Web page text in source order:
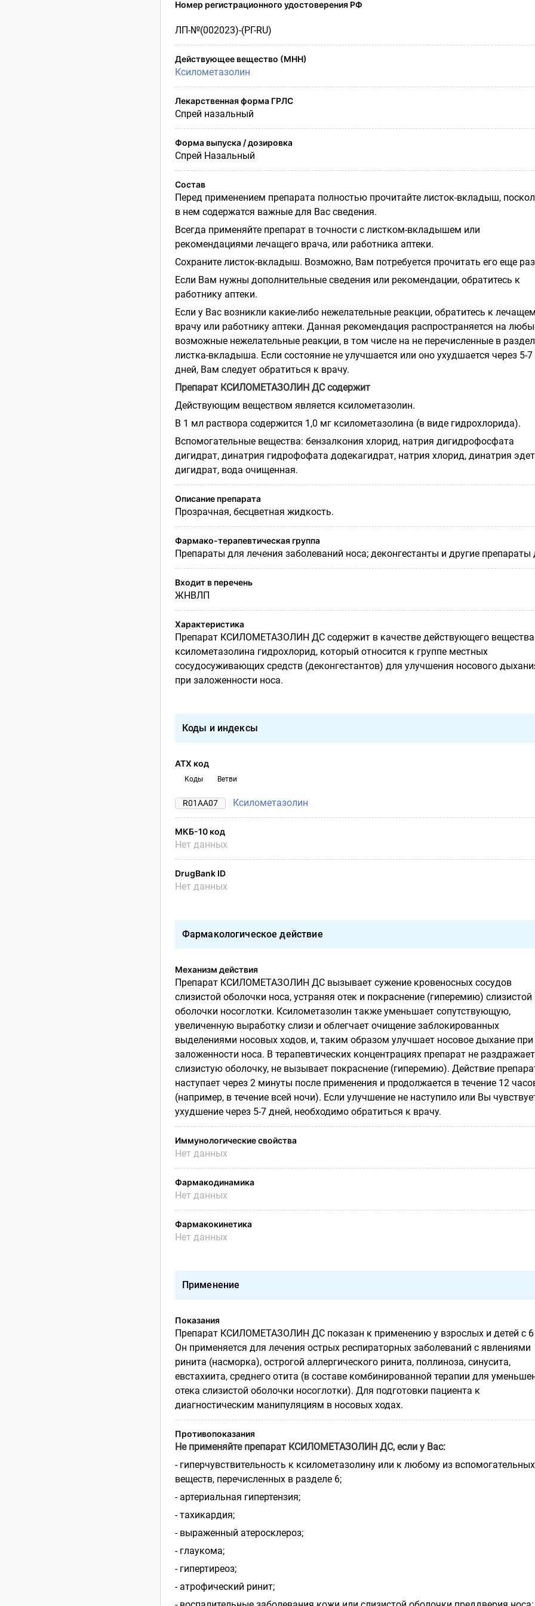
Номер регистрационного удостоверения РФ
ЛП-№(002023)-(РГ-RU)
Действующее вещество (МНН)
Ксилометазолин
Лекарственная форма ГРЛС
Спрей назальный
Форма выпуска / дозировка
Спрей Назальный
Состав
Перед применением препарата полностью прочитайте листок-вкладыш,
в нем содержатся важные для Вас сведения.
Всегда применяйте препарат в точности с листком-вкладышем или
рекомендациями лечащего врача, или работника аптеки.
Сохраните листок-вкладыш. Возможно, Вам потребуется прочитать его еще
Если Вам нужны дополнительные сведения или рекомендации, обратитесь к
работнику аптеки.
Если у Вас возникли какие-либо нежелательные реакции, обратитесь к
врачу или работнику аптеки. Данная рекомендация распространяется на
возможные нежелательные реакции, в том числе на не перечисленные в
листка-вкладыша. Если состояние не улучшается или оно ухудшается через 5-7
дней, Вам следует обратиться к врачу.
Препарат КСИЛОМЕТАЗОЛИН ДС содержит
Действующим веществом является ксилометазолин.
В 1 мл раствора содержится 1,0 мг ксилометазолина (в виде гидрохлорида).
Вспомогательные вещества: бензалкония хлорид, натрия дигидрофосфата
дигидрат, динатрия гидрофофата додекагидрат, натрия хлорид, динатрия
дигидрат, вода очищенная.
Описание препарата
Прозрачная, бесцветная жидкость.
Фармако-терапевтическая группа
Препараты для лечения заболеваний носа; деконгестанты и другие
Входит в перечень
ЖНВЛП
Характеристика
Препарат КСИЛОМЕТАЗОЛИН ДС содержит в качестве действующего вещества
ксилометазолина гидрохлорид, который относится к группе местных
сосудосуживающих средств (деконгестантов) для улучшения носового
при заложенности носа.
Коды и индексы
АТХ код
Коды Ветви
R01AA07 Ксилометазолин
МКБ-10 код
Нет данных
DrugBank ID
Нет данных
Фармакологическое действие
Механизм действия
Препарат КСИЛОМЕТАЗОЛИН ДС вызывает сужение кровеносных сосудов
слизистой оболочки носа, устраняя отек и покраснение (гиперемию) слизистой
оболочки носоглотки. Ксилометазолин также уменьшает сопутствующую,
увеличенную выработку слизи и облегчает очищение заблокированных
выделениями носовых ходов, и, таким образом улучшает носовое дыхание при
заложенности носа. В терапевтических концентрациях препарат не раздражает
слизистую оболочку, не вызывает покраснение (гиперемию). Действие
наступает через 2 минуты после применения и продолжается в течение 12
(например, в течение всей ночи). Если улучшение не наступило или Вы
ухудшение через 5-7 дней, необходимо обратиться к врачу.
Иммунологические свойства
Нет данных
Фармакодинамика
Нет данных
Фармакокинетика
Нет данных
Применение
Показания
Препарат КСИЛОМЕТАЗОЛИН ДС показан к применению у взрослых и детей с 6
Он применяется для лечения острых респираторных заболеваний с явлениями
ринита (насморка), острогой аллергического ринита, поллиноза, синусита,
евстахиита, среднего отита (в составе комбинированной терапии для
отека слизистой оболочки носоглотки). Для подготовки пациента к
диагностическим манипуляциям в носовых ходах.
Противопоказания
Не применяйте препарат КСИЛОМЕТАЗОЛИН ДС, если у Вас:
- гиперчувствительность к ксилометазолину или к любому из вспомогательных
веществ, перечисленных в разделе 6;
- артериальная гипертензия;
- тахикардия;
- выраженный атеросклероз;
- глаукома;
- гипертиреоз;
- атрофический ринит;